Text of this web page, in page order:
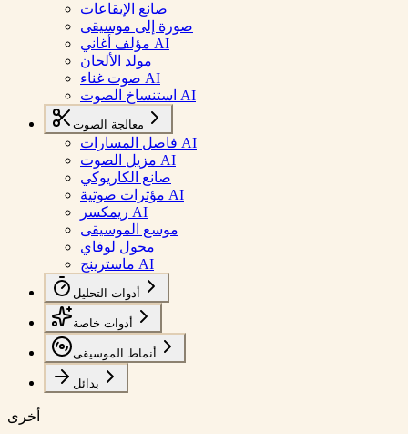
صانع الإيقاعات
صورة إلى موسيقى
مؤلف أغاني AI
مولد الألحان
صوت غناء AI
استنساخ الصوت AI
معالجة الصوت
فاصل المسارات AI
مزيل الصوت AI
صانع الكاريوكي
مؤثرات صوتية AI
ريمكسر AI
موسع الموسيقى
محول لوفاي
ماسترينج AI
أدوات التحليل
أدوات خاصة
أنماط الموسيقى
بدائل
أخرى